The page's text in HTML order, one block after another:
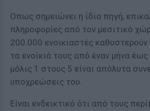
Οπως σημειώνει η ίδια πηγή,
πληροφορίες από τον μεσιτικό
200.000 ενοικιαστές
τα ενοίκιά τους από έναν μήνα
μόλις 1 στους 5 είναι απόλυτα
υποχρεώσεις του.
Είναι ενδεικτικό ότι από τους